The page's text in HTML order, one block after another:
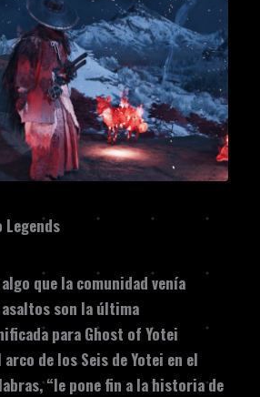
que la comunidad venía
son la última
para Ghost of Yotei
de los Seis de Yotei en el
“le pone fin a la historia de